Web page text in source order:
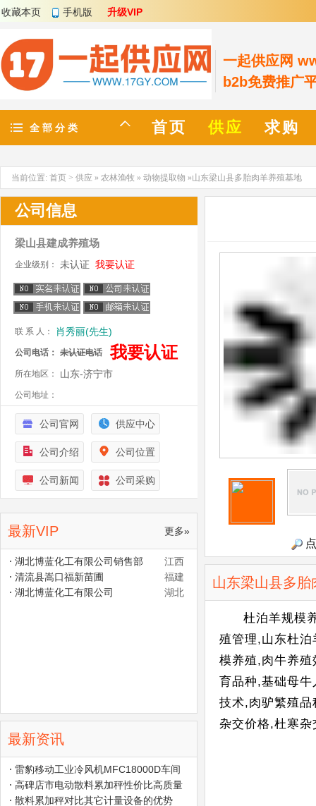
收藏本页 手机版 升级VIP
一起供应网
b2b免费推广
全 部 分 类 首页 供应 求购
当前位置: 首页 > 供应 » 农林渔牧 » 动物提取物 »山东梁山县多胎肉羊养殖基地
山东梁山县多
杜泊羊规模
殖管理,山东杜
模养殖,肉牛养
育品种,基础母
技术,肉驴繁殖
杂交价格,杜寒
公司信息
梁山县建成养殖场
企业级别： 未认证 我要认证
联 系 人： 肖秀丽(先生)
公司电话： 未认证电话 我要认证
所在地区： 山东-济宁市
公司地址：
公司官网 供应中心
公司介绍 公司位置
公司新闻 公司采购
更多»
最新VIP
江西
湖北博蓝化工有限公司销售部
福建
清流县嵩口福新苗圃
湖北
湖北博蓝化工有限公司
最新资讯
雷豹移动工业冷风机MFC18000D车间
降温水冷风扇价格
高碑店市电动散料累加秤性价比高质量
好
散料累加秤对比其它计量设备的优势